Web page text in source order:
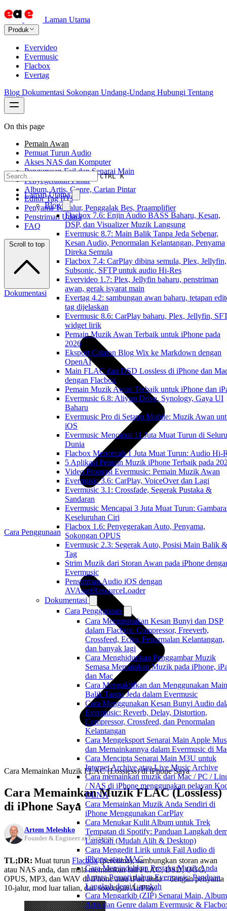
Laman Utama
Produk
Evervideo
Evermusic
Flacbox
Evertag
Blog Dokumentasi Sokongan Undang-Undang Hubungi Tentang
CTRL K
Laman Utama
Blog
Flacbox 7.6: Enjin Audio BASS Baharu, Kesan,
DSP, dan Visualizer Muzik Langsung
Evermusic 8.7: Main Balik Tanpa Jeda Sebenar,
Kesan Audio, Penormalan Kelantangan, Penyama
Direka Semula
Flacbox 7.4: CarPlay dibina semula, Plex, Jellyfin,
Subsonic, SFTP untuk audio Hi-Res
Evervideo 1.7: Plex, Jellyfin baharu, penstriman
awan, gerak isyarat main
Evertag 4.2: sambungan awan baharu, tetapan
tag dijelaskan
Evermusic 8.6: CarPlay baharu, Plex, Jellyfin,
widget lirik
Pemain Muzik Awan Terbaik untuk iPhone pada
2026
Eksport Catatan Blog Wix ke Markdown dengan
OpenAI
Main FLAC dan DSD Lossless di iPhone dan
dengan Flacbox
Pemain Muzik Awan Terbaik untuk iPhone dan
Evermusic 6.8: Aliyun Drive, Synology, Gaya UI
Baharu
Evermusic Pro di Setapp Mobile: Muzik Awan
iOS
Evermusic Mencapai 11 Juta Muat Turun di
Dunia
Flacbox Mencecah 1 Juta Muat Turun: Audio Hi-
5 Aplikasi Pemain Muzik iPhone Terbaik pada
Video Promosi Evermusic: Pemain Muzik Awan
Evermusic 3.6: CarPlay, VoiceOver dan Lagi
Evermusic 3.1: Crossfade, Segerak Pustaka &
Sandaran
Evermusic Mencapai 3 Juta Muat Turun:
Keseluruhan Ciri
Flacbox 1.6: Penyegerakan Auto, Penyama,
Sokongan OPUS
Evermusic 2.3: Segerak Auto, Posisi Main Balik &
Tag
Strim Muzik dari Storan Awan pada iPhone
Evermusic
Penstriman Audio iOS dengan
AVAssetResourceLoader
Dokumentasi
Cara Penggunaan
Cara Menggunakan Kesan Bunyi dan DSP
dalam Flacbox: Compressor, Freeverb,
Crossfeed, Echo, Penormalan Kelantangan,
dan banyak lagi
Cara Menghidupkan Penggambar Muzik
Semasa Memainkan Muzik pada iPhone,
dan Mac
Cara Mengaktifkan dan Menggunakan Main
Balik Tanpa Jeda dalam Evermusic
Cara Menggunakan Kesan Bunyi Audio
Evermusic: Reverb, Delay, Distortion,
Compressor, Crossfeed, dan Penormalan
Kelantangan
Cara Mengeksport Senarai Main Apple
dan Memainkannya dalam Evermusic di
Cara Mencipta Senarai Main M3U untuk
Internet Archive atau Live Music Archive
Cara memainkan muzik dari Mac / PC /
/ NAS di iPhone menggunakan pelayan
DLNA
Cara Memainkan Muzik Anda Sendiri di
iPhone Menggunakan CarPlay
Cara Menukar Kulit Album untuk Trek
Tempatan di Spotify: Panduan Langkah
Langkah (Mudah Alih & Desktop)
Cara Mengedit Lirik untuk Fail Audio di
iPhone atau MAC
Cara Memindahkan Pustaka Muzik Anda
Antara Peranti dalam Evermusic: Panduan
Langkah demi Langkah
Cara Mengarkib (ZIP) Senarai Main,
Artis dan Genre dalam Evermusic &
On this page
Pemain Awan
Pemuat Turun Audio
Akses NAS dan Komputer
Pengurusan Fail dan Senarai Main
Penyegerakan Pintar
Album, Artis, Genre, Carian Pintar
Editor Tag ID3
Penyama 10-Jalur, Penggalak Bes, Praamplifier
Penstriman Udara
FAQ
Scroll to top
Dokumentasi
Cara Penggunaan
Cara Memainkan Muzik FLAC (Lossless) di iPhone Saya
Cara Memainkan Muzik FLAC (Lossless)
di iPhone Saya
Artem Meleshko
Founder & Engineer at Everappz
TL;DR: Muat turun Flacbox(percuma), sambungkan storan awan
atau NAS anda, dan mula memainkan fail FLAC, DSD, OGG,
OPUS, MP3, dan WAV di iPhone atau iPad anda – dengan penyama
10-jalur, mod luar talian, dan sokongan AirPlay.